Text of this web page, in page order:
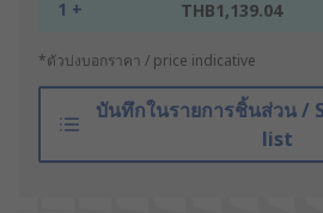
1 + THB1,139.04
*ตัวบ่งบอกราคา / price indicative
บันทึกในรายการชิ้นส่วน /
list